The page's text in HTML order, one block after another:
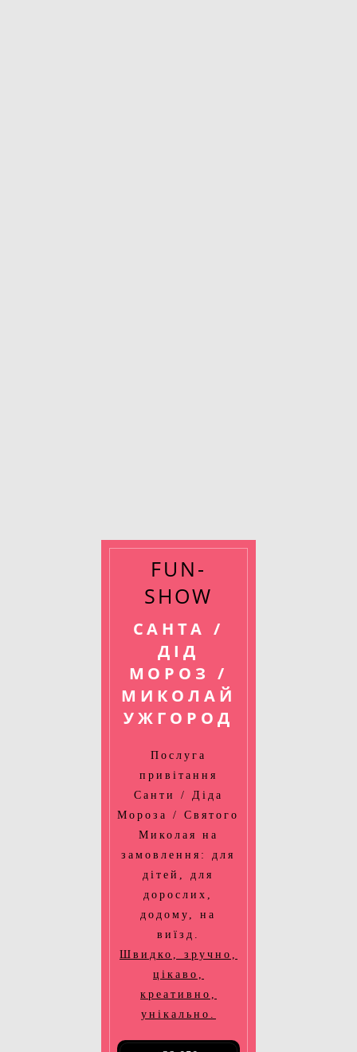
FUN-
SHOW
САНТА /
ДІД
МОРОЗ /
МИКОЛАЙ
УЖГОРОД
Послуга
привітання
Санти / Діда
Мороза / Святого
Миколая на
замовлення: для
дітей, для
дорослих,
додому, на
виїзд.
Швидко, зручно,
цікаво,
креативно,
унікально.